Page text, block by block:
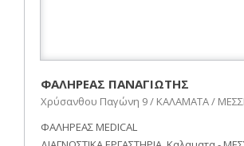
ΦΑΛΗΡΕΑΣ ΠΑΝΑΓΙΩΤΗΣ
Χρύσανθου Παγώνη 9 / ΚΑΛΑΜΑΤΑ /
ΦΑΛΗΡΕΑΣ MEDICAL